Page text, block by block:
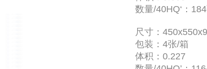
数量/40HQ‘：
尺寸：
包装：4张/箱
体积：0.227